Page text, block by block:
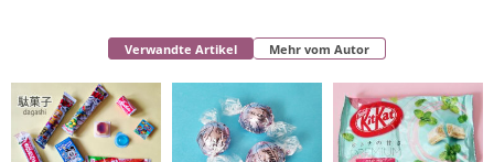
Verwandte Artikel Mehr vom Autor